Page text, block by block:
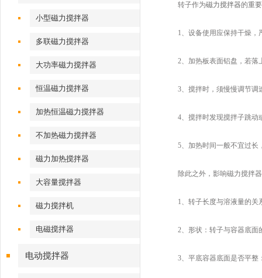
小型磁力搅拌器
多联磁力搅拌器
大功率磁力搅拌器
恒温磁力搅拌器
加热恒温磁力搅拌器
不加热磁力搅拌器
磁力加热搅拌器
大容量搅拌器
磁力搅拌机
电磁搅拌器
电动搅拌器
转子作为磁力搅拌器的重
1、设备使用应保持干燥，严
2、加热板表面铝盘，若落上
3、搅拌时，须慢慢调节调速
4、搅拌时发现搅拌子跳动或
5、加热时间一般不宜过长
除此之外，影响磁力搅拌器
1、转子长度与溶液量的关
2、形状：转子与容器底面的
3、平底容器底面是否平整